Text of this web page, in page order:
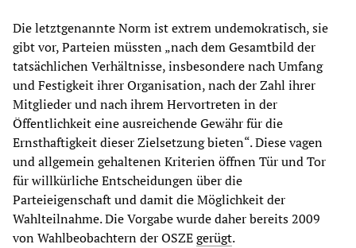
Die letztgenannte Norm ist extrem undemokratisch, sie
gibt vor, Parteien müssten „nach dem Gesamtbild der
tatsächlichen Verhältnisse, insbesondere nach Umfang
und Festigkeit ihrer Organisation, nach der Zahl ihrer
Mitglieder und nach ihrem Hervortreten in der
Öffentlichkeit eine ausreichende Gewähr für die
Ernsthaftigkeit dieser Zielsetzung bieten“. Diese vagen
und allgemein gehaltenen Kriterien öffnen Tür und Tor
für willkürliche Entscheidungen über die
Parteieigenschaft und damit die Möglichkeit der
Wahlteilnahme. Die Vorgabe wurde daher bereits 2009
von Wahlbeobachtern der OSZEgerügt.